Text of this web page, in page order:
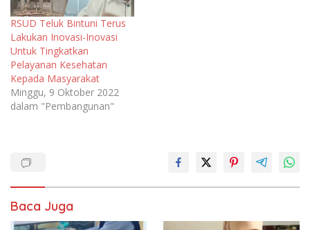
RSUD Teluk Bintuni Terus
Lakukan Inovasi-Inovasi
Untuk Tingkatkan
Pelayanan Kesehatan
Kepada Masyarakat
Minggu, 9 Oktober 2022
dalam "Pembangunan"
Baca Juga